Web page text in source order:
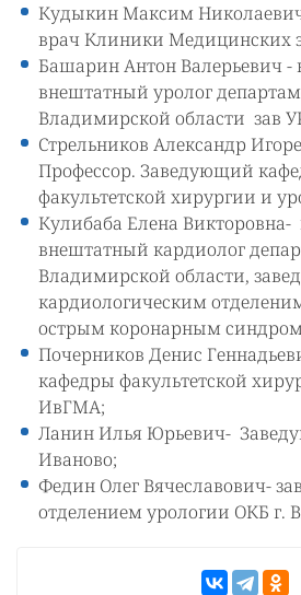
Кудыкин Максим
врач Клиники Медицинских
Башарин Антон Валерьевич -
внештатный уролог
Владимирской области зав
Стрельников Александр
Профессор. Заведующий
факультетской хирургии и
Кулибаба Елена
внештатный кардиолог
Владимирской области,
кардиологическим
острым коронарным
Почерников Денис
кафедры факультетской
ИвГМА;
Ланин Илья Юрьевич-
Иваново;
Федин Олег Вячеславович-
отделением урологии ОКБ г.